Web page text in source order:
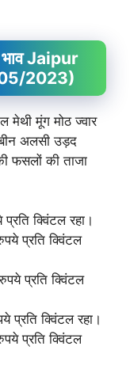
Jaipur
2023)
मूंग मोठ ज्वार
अलसी उड़द
फसलों की ताजा
क्विंटल रहा।
प्रति क्विंटल
प्रति क्विंटल
क्विंटल रहा।
प्रति क्विंटल